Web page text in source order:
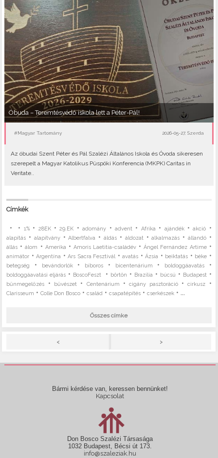
Óbuda – Teremtésvédő iskola lett a Péter-Pál!
#Magyar Tartomány 2026-05-27, Szerda
Az óbudai Szent Péter és Pál Szalézi Általános Iskola és Óvoda sikeresen
szerepelt a Magyar Katolikus Püspöki Konferencia (MKPK) Caritas in
Veritate..
Címkék
• • 1%• 28EK•29.EK •adomány •advent • Afrika • ajándék•akció •
alapítás • alapítvány•Albertfalva •áldás • áldozat •alkalmazás • állandó•
állás •álom • Amerika • Amoris Laetitia-családév •Ángel Fernández Artime•
animátor •Argentína •Ars Sacra Fesztivál •avatás •Ázsia • beiktatás • béke •
betegség • bevándorlók• bíboros • bicentenárium • boldoggáavatás•
boldoggáavatási eljárás • BoscoFeszt • börtön • Brazília • búcsú • Budapest •
bűnmegelőzés • bűvészet • Centenárium •cigány pasztoráció•cirkusz •
Clarisseum •Colle Don Bosco •család •csapatépítés •cserkészek • ...
Összes címke
< >
Bármi kérdése van, keressen bennünket!
Kapcsolat
Don Bosco Szalézi Társasága
1032 Budapest, Bécsi út 173.
info@szaleziak.hu